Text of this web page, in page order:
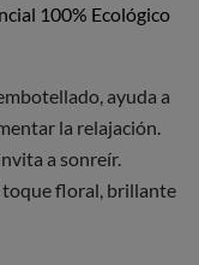
100% Ecológico
ayuda a
la relajación.
a sonreír.
floral, brillante